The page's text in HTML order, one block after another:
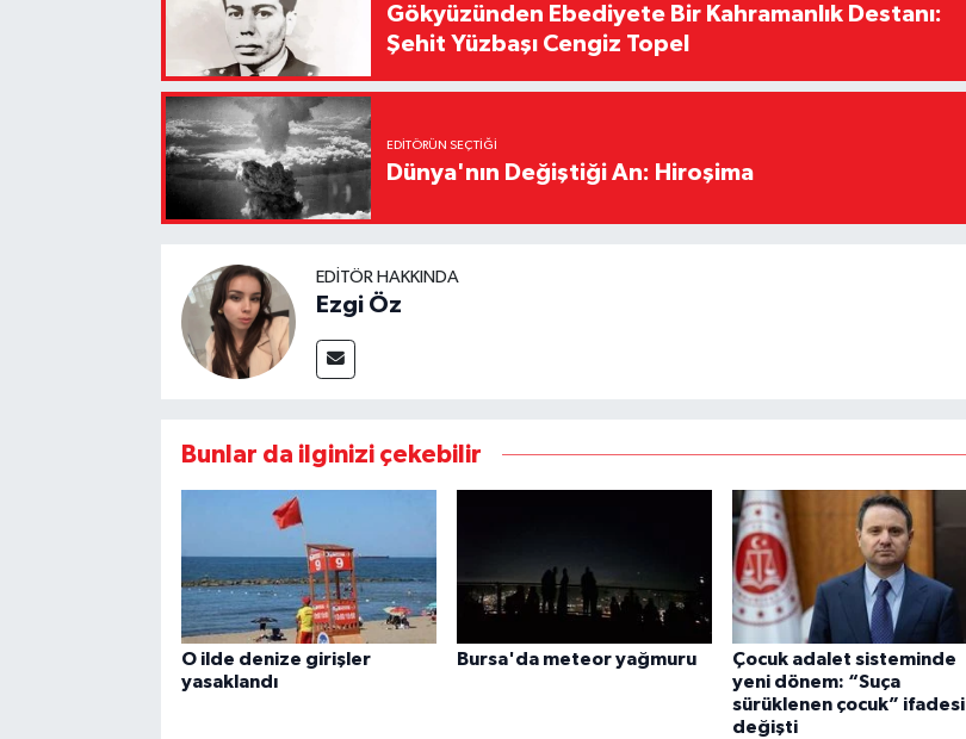
Gökyüzünden Ebediyete Bir Kahramanlık Destanı:
Şehit Yüzbaşı Cengiz Topel
EDITÖRÜN SEÇTIĞI
Dünya'nın Değiştiği An: Hiroşima
EDITÖR HAKKINDA
Ezgi Öz
Bunlar da ilginizi çekebilir
O ilde denize girişler
yasaklandı
Bursa'da meteor yağmuru
Çocuk adalet sisteminde
yeni dönem: “Suça
sürüklenen çocuk” ifadesi
değişti